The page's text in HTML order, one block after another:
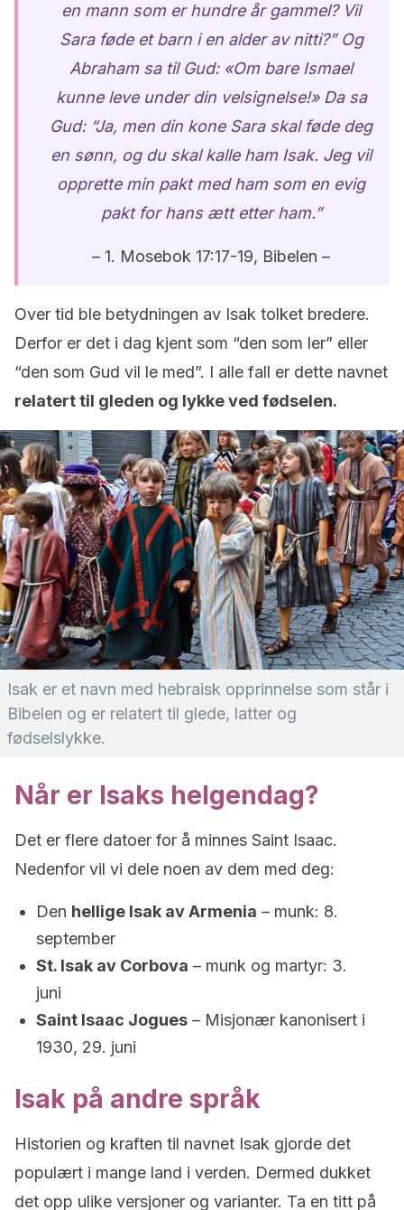
en mann som er hundre år gammel? Vil
Sara føde et barn i en alder av nitti?” Og
Abraham sa til Gud: «Om bare Ismael
kunne leve under din velsignelse!» Da sa
Gud: “Ja, men din kone Sara skal føde deg
en sønn, og du skal kalle ham Isak. Jeg vil
opprette min pakt med ham som en evig
pakt for hans ætt etter ham.”
– 1. Mosebok 17:17-19, Bibelen –
Over tid ble betydningen av Isak tolket bredere.
Derfor er det i dag kjent som “den som ler” eller
“den som Gud vil le med”. I alle fall er dette navnet
relatert til gleden og lykke ved fødselen.
Isak er et navn med hebraisk opprinnelse som står i
Bibelen og er relatert til glede, latter og
fødselslykke.
Når er Isaks helgendag?
Det er flere datoer for å minnes Saint Isaac.
Nedenfor vil vi dele noen av dem med deg:
Den hellige Isak av Armenia – munk: 8.
september
St. Isak av Corbova – munk og martyr: 3.
juni
Saint Isaac Jogues – Misjonær kanonisert i
1930, 29. juni
Isak på andre språk
Historien og kraften til navnet Isak gjorde det
populært i mange land i verden. Dermed dukket
det opp ulike versjoner og varianter. Ta en titt på